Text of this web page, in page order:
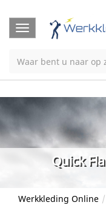
Toggle
navigation
Quick
Werkkleding Online